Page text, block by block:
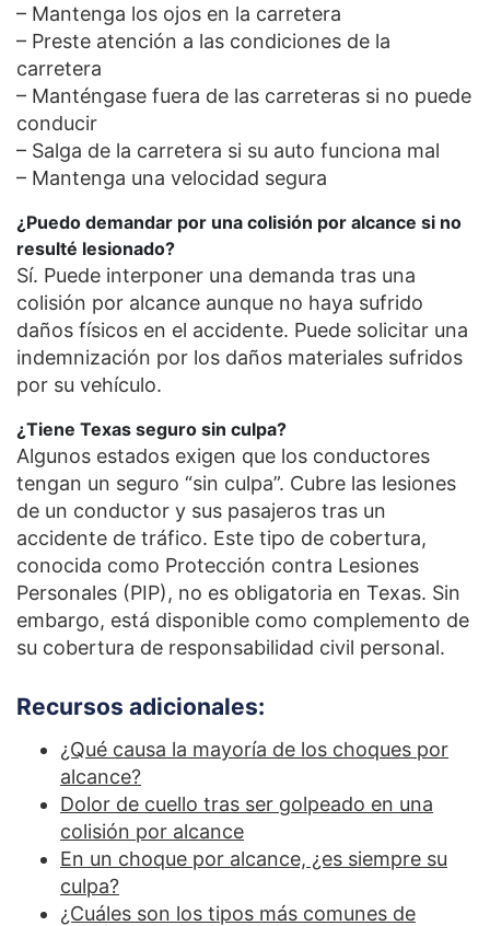
– Mantenga los ojos en la carretera
– Preste atención a las condiciones de la
carretera
– Manténgase fuera de las carreteras si no puede
conducir
– Salga de la carretera si su auto funciona mal
– Mantenga una velocidad segura
¿Puedo demandar por una colisión por alcance si no
resulté lesionado?
Sí. Puede interponer una demanda tras una
colisión por alcance aunque no haya sufrido
daños físicos en el accidente. Puede solicitar una
indemnización por los daños materiales sufridos
por su vehículo.
¿Tiene Texas seguro sin culpa?
Algunos estados exigen que los conductores
tengan un seguro “sin culpa”. Cubre las lesiones
de un conductor y sus pasajeros tras un
accidente de tráfico. Este tipo de cobertura,
conocida como Protección contra Lesiones
Personales (PIP), no es obligatoria en Texas. Sin
embargo, está disponible como complemento de
su cobertura de responsabilidad civil personal.
Recursos adicionales:
¿Qué causa la mayoría de los choques por
alcance?
Dolor de cuello tras ser golpeado en una
colisión por alcance
En un choque por alcance, ¿es siempre su
culpa?
¿Cuáles son los tipos más comunes de